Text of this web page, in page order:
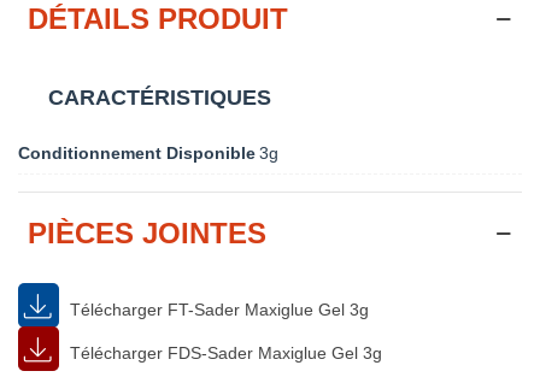
DÉTAILS PRODUIT
CARACTÉRISTIQUES
Conditionnement Disponible3g
PIÈCES JOINTES
Télécharger FT-Sader Maxiglue Gel 3g
Télécharger FDS-Sader Maxiglue Gel 3g